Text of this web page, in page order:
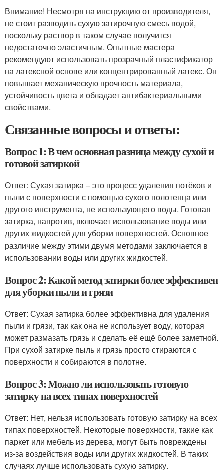
Внимание! Несмотря на инструкцию от производителя,
не стоит разводить сухую затирочную смесь водой,
поскольку раствор в таком случае получится
недостаточно эластичным. Опытные мастера
рекомендуют использовать прозрачный пластификатор
на латексной основе или концентрированный латекс. Он
повышает механическую прочность материала,
устойчивость цвета и обладает антибактериальными
свойствами.
Связанные вопросы и ответы:
Вопрос 1: В чем основная разница между сухой и
готовой затиркой
Ответ: Сухая затирка – это процесс удаления потёков и
пыли с поверхности с помощью сухого полотенца или
другого инструмента, не использующего воды. Готовая
затирка, напротив, включает использование воды или
других жидкостей для уборки поверхностей. Основное
различие между этими двумя методами заключается в
использовании воды или других жидкостей.
Вопрос 2: Какой метод затирки более эффективен
для уборки пыли и грязи
Ответ: Сухая затирка более эффективна для удаления
пыли и грязи, так как она не использует воду, которая
может размазать грязь и сделать её ещё более заметной.
При сухой затирке пыль и грязь просто стираются с
поверхности и собираются в полотне.
Вопрос 3: Можно ли использовать готовую
затирку на всех типах поверхностей
Ответ: Нет, нельзя использовать готовую затирку на всех
типах поверхностей. Некоторые поверхности, такие как
паркет или мебель из дерева, могут быть повреждены
из-за воздействия воды или других жидкостей. В таких
случаях лучше использовать сухую затирку.